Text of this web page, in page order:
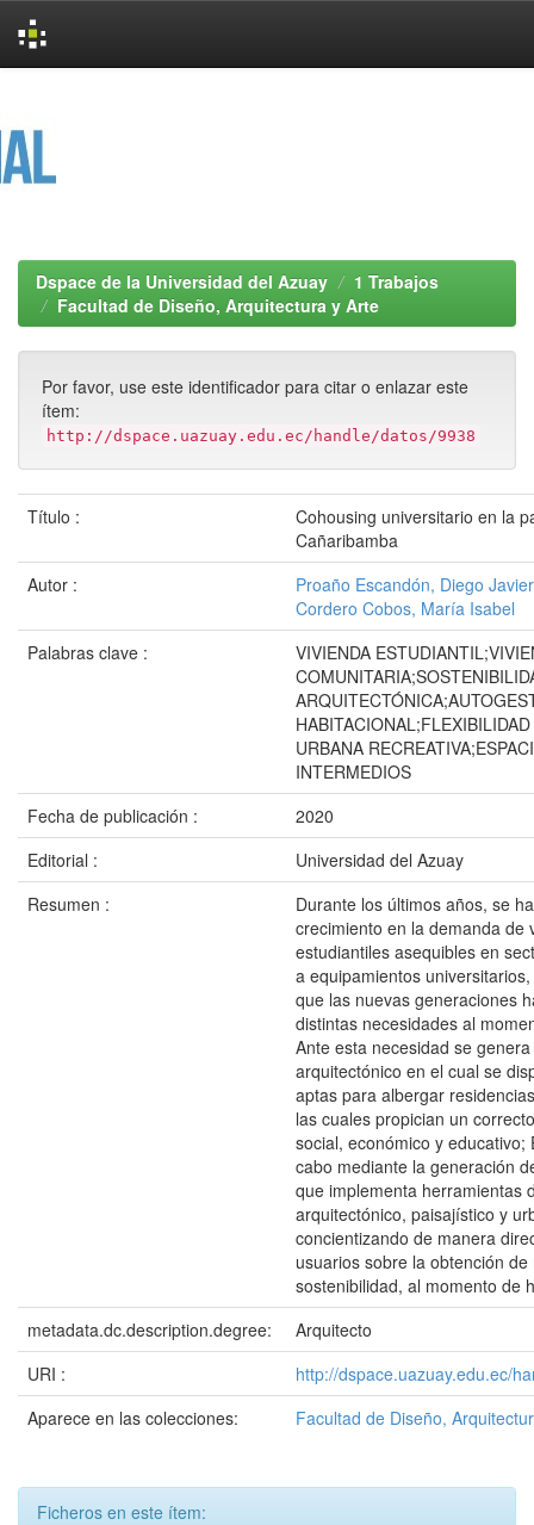
Dspace de la Universidad del Azuay
1 Trabajos
Facultad de Diseño, Arquitectura y Arte
Por favor, use este identificador para citar o enlazar este
ítem:
http://dspace.uazuay.edu.ec/handle/datos/9938
Título :
Cohousing universitario en la
Cañaribamba
Autor :
Proaño Escandón, Diego Javier
Cordero Cobos, María Isabel
Palabras clave :
VIVIENDA
URBANA
INTERMEDIOS
Fecha de publicación :
2020
Editorial :
Universidad del Azuay
Resumen :
Durante los últimos años, se
crecimiento en la demanda de
estudiantiles asequibles en
a equipamientos
que las nuevas generaciones
distintas necesidades al
Ante esta necesidad se
arquitectónico en el cual se
aptas para albergar
las cuales propician un
social, económico y educativo;
cabo mediante la generación
que implementa herramientas
arquitectónico, paisajístico y
concientizando de manera
usuarios sobre la obtención de
sostenibilidad, al momento de
metadata.dc.description.degree:
Arquitecto
URI :
http://dspace.uazuay.edu.ec/
Aparece en las colecciones:
Facultad de Diseño,
Ficheros en este ítem: